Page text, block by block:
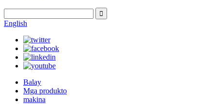
English
Balay
Mga produkto
makina